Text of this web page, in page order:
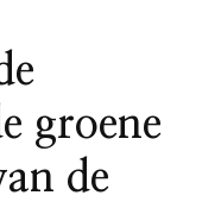
groene
de